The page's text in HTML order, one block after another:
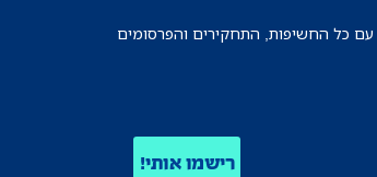
עם כל החשיפות, התחקירים והפרסומים
רישמו אותי!